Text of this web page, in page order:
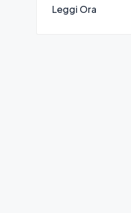
Leggi Ora